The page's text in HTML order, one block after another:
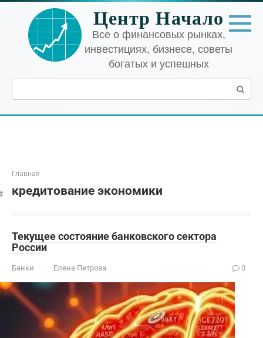
Перейти
контенту
Центр Начало
Все о финансовых рынках,
инвестициях, бизнесе, советы
богатых и успешных
Поиск:
Главная
кредитование экономики
Текущее состояние банковского сектора
России
Банки Елена Петрова 0